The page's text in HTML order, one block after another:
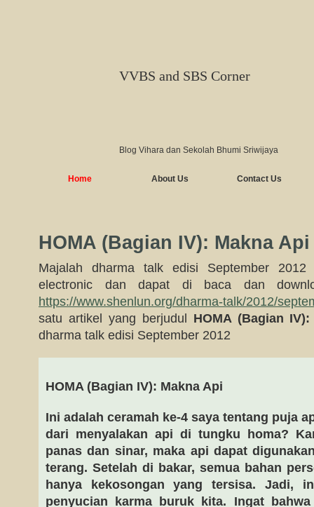
VVBS and SBS Corner
Blog Vihara dan Sekolah Bhumi Sriwijaya
Home About Us Contact Us
HOMA (Bagian IV): Makna Api
Majalah dharma talk edisi September
electronic dan dapat di baca dan
https://www.shenlun.org/dharma-talk/2012/
satu artikel yang berjudul HOMA (Bagian
dharma talk edisi September 2012
HOMA (Bagian IV): Makna Api
Ini adalah ceramah ke-4 saya tentang puja
dari menyalakan api di tungku homa?
panas dan sinar, maka api dapat
terang. Setelah di bakar, semua bahan
hanya kekosongan yang tersisa. Jadi,
penyucian karma buruk kita. Ingat